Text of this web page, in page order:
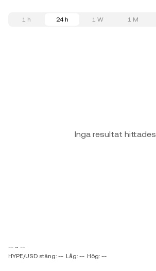
1 h 24 h 1 W 1 M
Inga resultat hittades
-- ~ --
HYPE/USD stäng: -- Låg: -- Hög: --